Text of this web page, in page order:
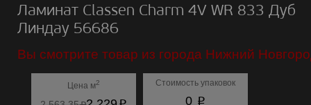
Ламинат Classen Charm 4V WR 833 Дуб
Линдау 56686
Вы смотрите товар из города Нижний
Цена м2 Стоимость упаковок
0